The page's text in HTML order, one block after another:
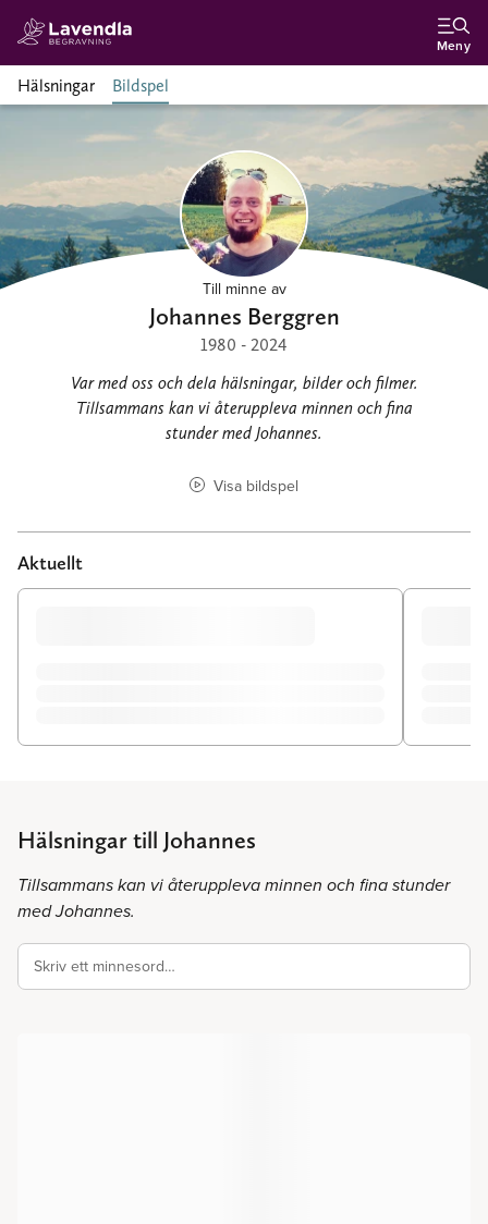
Meny
Hälsningar Bildspel
Till minne av
Johannes Berggren
1980 - 2024
Var med oss och dela hälsningar, bilder och filmer.
Tillsammans kan vi återuppleva minnen och fina
stunder med Johannes.
Visa bildspel
Aktuellt
Hälsningar till Johannes
Tillsammans kan vi återuppleva minnen och fina stunder
med Johannes.
Skriv ett minnesord…